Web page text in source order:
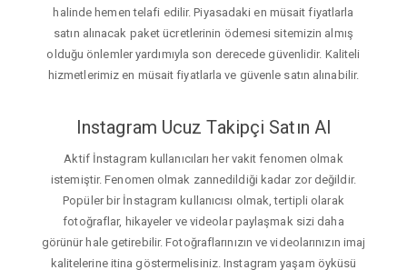
halinde hemen telafi edilir. Piyasadaki en müsait fiyatlarla
satın alınacak paket ücretlerinin ödemesi sitemizin almış
olduğu önlemler yardımıyla son derecede güvenlidir. Kaliteli
hizmetlerimiz en müsait fiyatlarla ve güvenle satın alınabilir.
Instagram Ucuz Takipçi Satın Al
Aktif İnstagram kullanıcıları her vakit fenomen olmak
istemiştir. Fenomen olmak zannedildiği kadar zor değildir.
Popüler bir İnstagram kullanıcısı olmak, tertipli olarak
fotoğraflar, hikayeler ve videolar paylaşmak sizi daha
görünür hale getirebilir. Fotoğraflarınızın ve videolarınızın imaj
kalitelerine itina göstermelisiniz. Instagram yaşam öyküsü